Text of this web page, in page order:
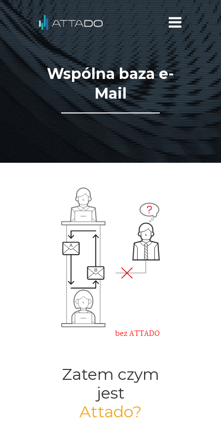
Wspólna baza e-
Mail
bez ATTADO
Zatem czym
jest
Attado?